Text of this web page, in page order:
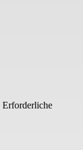
Erforderliche